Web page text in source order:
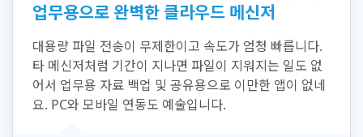
업무용으로 완벽한 클라우드 메신저
대용량 파일 전송이 무제한이고 속도가 엄청 빠릅니다.
타 메신저처럼 기간이 지나면 파일이 지워지는 일도 없
어서 업무용 자료 백업 및 공유용으로 이만한 앱이 없네
요. PC와 모바일 연동도 예술입니다.